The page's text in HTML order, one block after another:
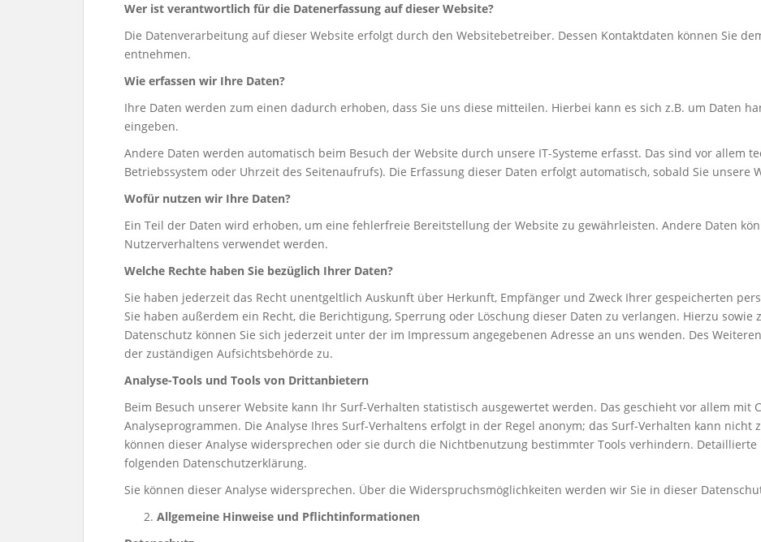
Wer ist verantwortlich für die Datenerfassung auf dieser Website?
Die Datenverarbeitung auf dieser Website erfolgt durch den Websitebetreiber. Dessen Kontaktdaten können Sie
entnehmen.
Wie erfassen wir Ihre Daten?
Ihre Daten werden zum einen dadurch erhoben, dass Sie uns diese mitteilen. Hierbei kann es sich z.B. um Daten
eingeben.
Andere Daten werden automatisch beim Besuch der Website durch unsere IT-Systeme erfasst. Das sind vor allem
Betriebssystem oder Uhrzeit des Seitenaufrufs). Die Erfassung dieser Daten erfolgt automatisch, sobald Sie unsere
Wofür nutzen wir Ihre Daten?
Ein Teil der Daten wird erhoben, um eine fehlerfreie Bereitstellung der Website zu gewährleisten. Andere Daten
Nutzerverhaltens verwendet werden.
Welche Rechte haben Sie bezüglich Ihrer Daten?
Sie haben jederzeit das Recht unentgeltlich Auskunft über Herkunft, Empfänger und Zweck Ihrer gespeicherten
Sie haben außerdem ein Recht, die Berichtigung, Sperrung oder Löschung dieser Daten zu verlangen. Hierzu sowie
Datenschutz können Sie sich jederzeit unter der im Impressum angegebenen Adresse an uns wenden. Des
der zuständigen Aufsichtsbehörde zu.
Analyse-Tools und Tools von Drittanbietern
Beim Besuch unserer Website kann Ihr Surf-Verhalten statistisch ausgewertet werden. Das geschieht vor allem mit
Analyseprogrammen. Die Analyse Ihres Surf-Verhaltens erfolgt in der Regel anonym; das Surf-Verhalten kann nicht
können dieser Analyse widersprechen oder sie durch die Nichtbenutzung bestimmter Tools verhindern.
folgenden Datenschutzerklärung.
Sie können dieser Analyse widersprechen. Über die Widerspruchsmöglichkeiten werden wir Sie in dieser
Allgemeine Hinweise und Pflichtinformationen